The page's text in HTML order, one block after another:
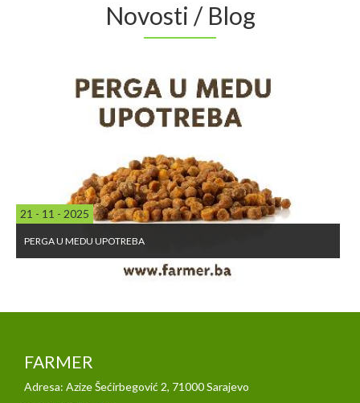
Novosti / Blog
21 - 11 - 2025
PERGA U MEDU UPOTREBA
FARMER
Adresa: Azize Šećirbegović 2, 71000 Sarajevo